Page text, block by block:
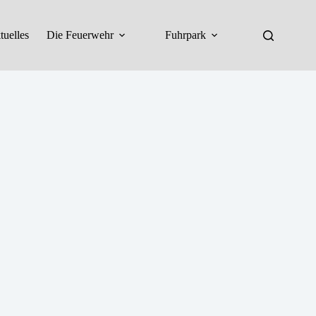
Die Feuerwehr Fuhrpark